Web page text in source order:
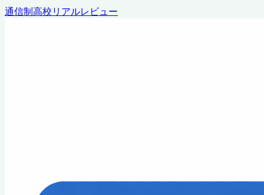
通信制高校リアルレビュー